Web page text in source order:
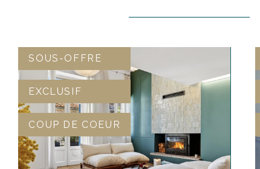
SOUS-OFFRE
EXCLUSIF
COUP DE COEUR
VOIR LE BIEN